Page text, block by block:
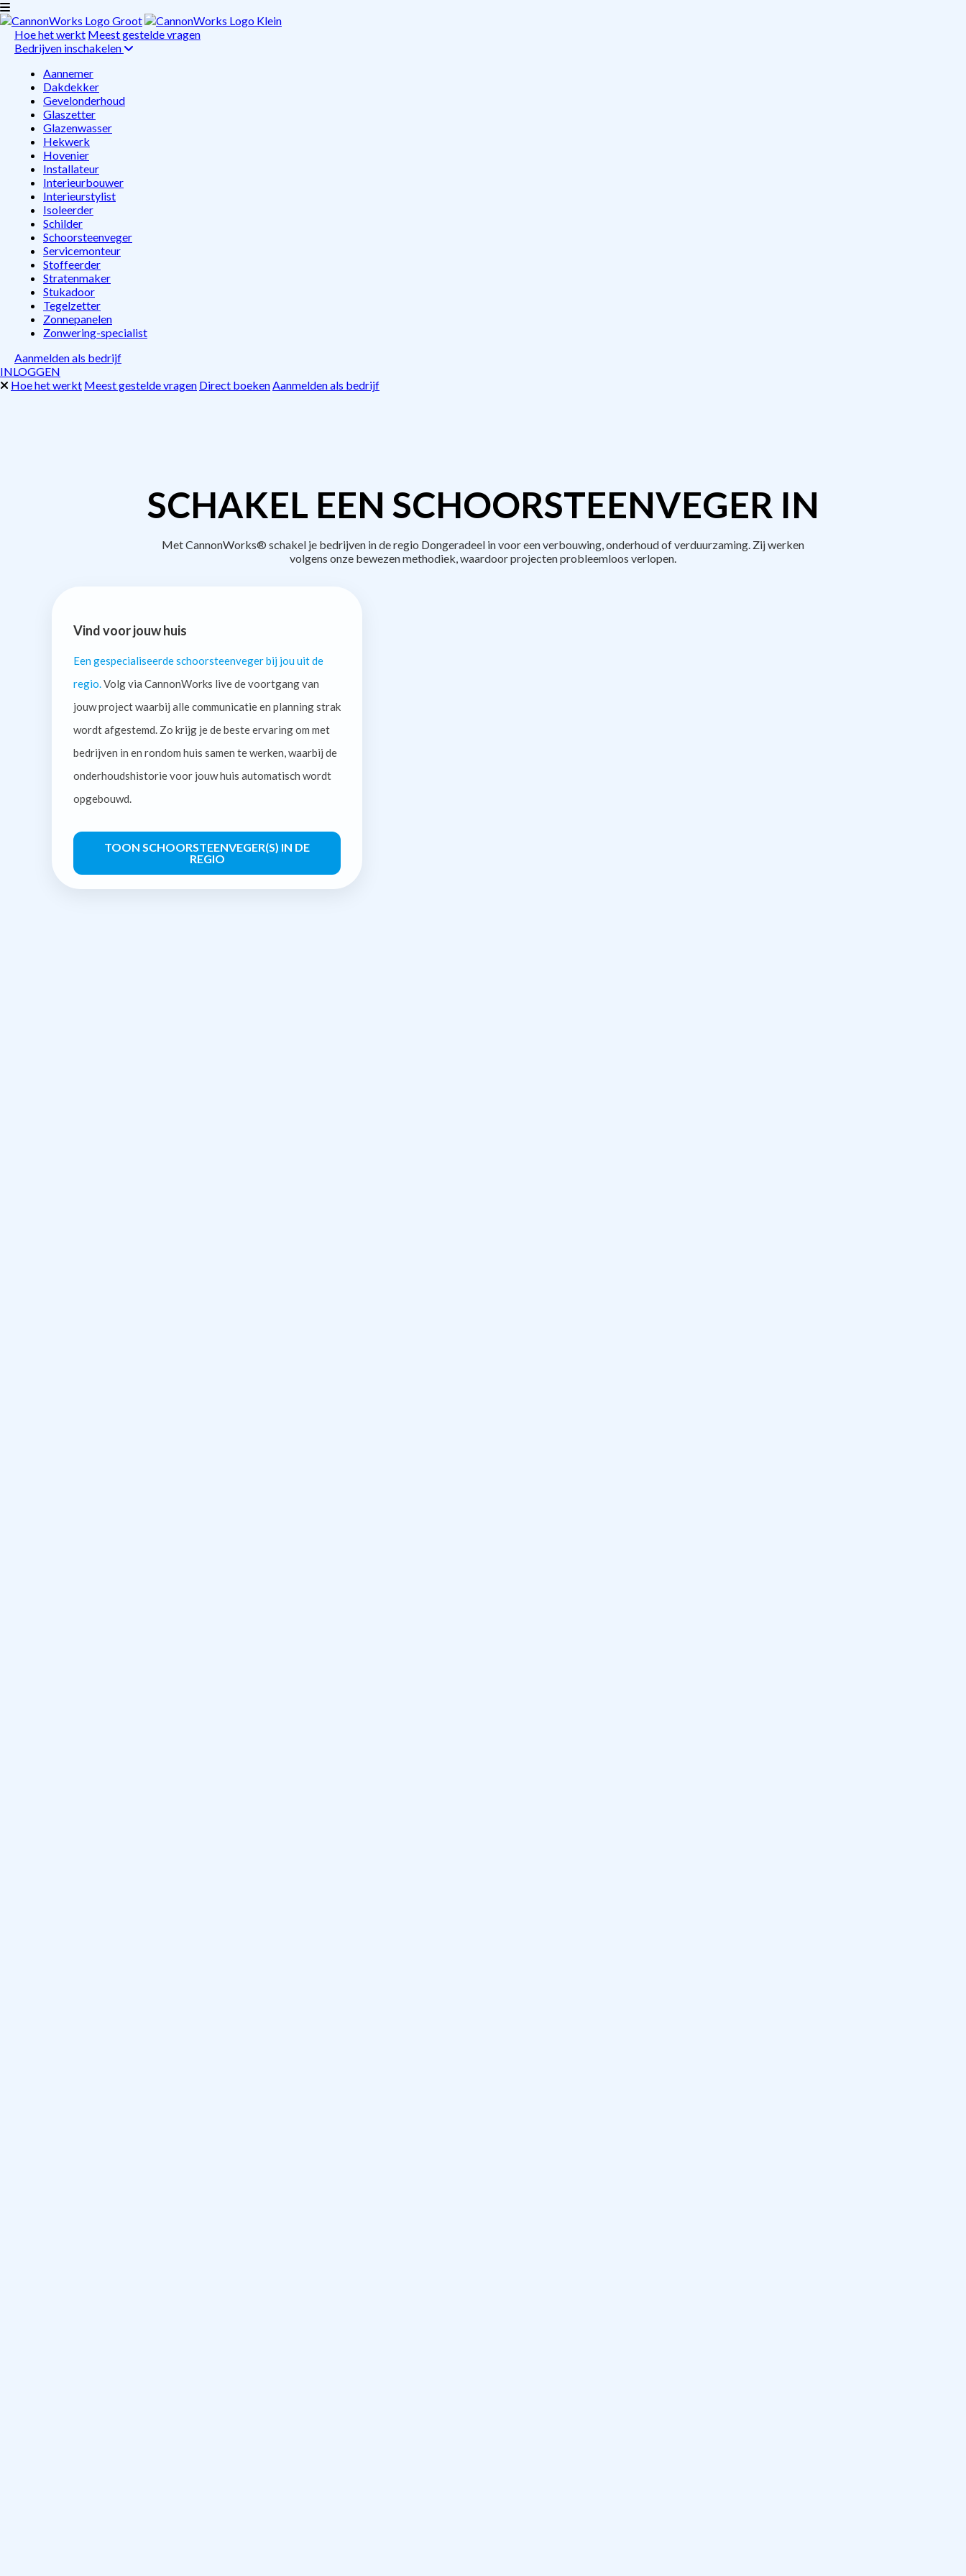
Hoe het werkt Meest gestelde vragen
Bedrijven inschakelen
Aannemer
Dakdekker
Gevelonderhoud
Glaszetter
Glazenwasser
Hekwerk
Hovenier
Installateur
Interieurbouwer
Interieurstylist
Isoleerder
Schilder
Schoorsteenveger
Servicemonteur
Stoffeerder
Stratenmaker
Stukadoor
Tegelzetter
Zonnepanelen
Zonwering-specialist
Aanmelden als bedrijf
INLOGGEN
Hoe het werkt Meest gestelde vragen Direct boekenAanmelden als bedrijf
SCHAKEL EEN SCHOORSTEENVEGER IN
Met CannonWorks® schakel je bedrijven in de regio Dongeradeel in voor een verbouwing, onderhoud of verduurzaming. Zij werken
volgens onze bewezen methodiek, waardoor projecten probleemloos verlopen.
Vind voor jouw huis
Een gespecialiseerde schoorsteenveger bij jou uit de
regio. Volg via CannonWorks live de voortgang van
jouw project waarbij alle communicatie en planning strak
wordt afgestemd. Zo krijg je de beste ervaring om met
bedrijven in en rondom huis samen te werken, waarbij de
onderhoudshistorie voor jouw huis automatisch wordt
opgebouwd.
TOON SCHOORSTEENVEGER(S) IN DE
REGIO